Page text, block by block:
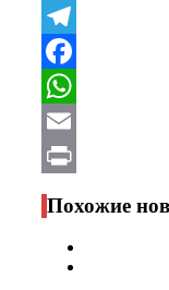
VK
Telegram
Facebook
WhatsApp
Email
Print
Похожие